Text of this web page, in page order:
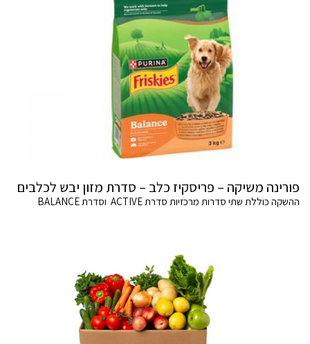
פורינה משיקה – פריסקיז כלב – סדרת מזון יבש לכלבים
ההשקה כוללת שתי סדרות מרכזיות סדרת ACTIVE וסדרת BALANCE